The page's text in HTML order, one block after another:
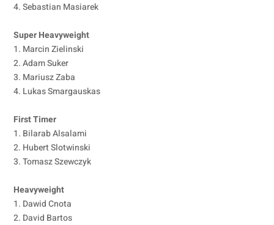
4. Sebastian Masiarek
Super Heavyweight
1. Marcin Zielinski
2. Adam Suker
3. Mariusz Zaba
4. Lukas Smargauskas
First Timer
1. Bilarab Alsalami
2. Hubert Slotwinski
3. Tomasz Szewczyk
Heavyweight
1. Dawid Cnota
2. David Bartos